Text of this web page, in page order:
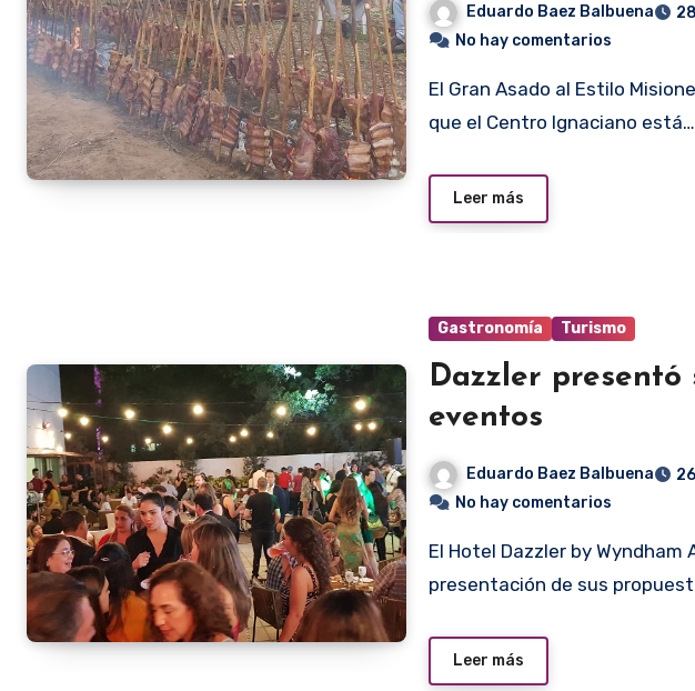
Eduardo Baez Balbuena
No hay comentarios
El Gran Asado al Estilo Misionero se denomina el evento
que el Centro Ignaciano está…
Leer más
Gastronomía Turismo
Dazzler
eventos
Eduardo Baez Balbuena
No hay comentarios
El Hotel Dazzler by Wyndham Asunción realizó anoche la
presentación de sus
Leer más